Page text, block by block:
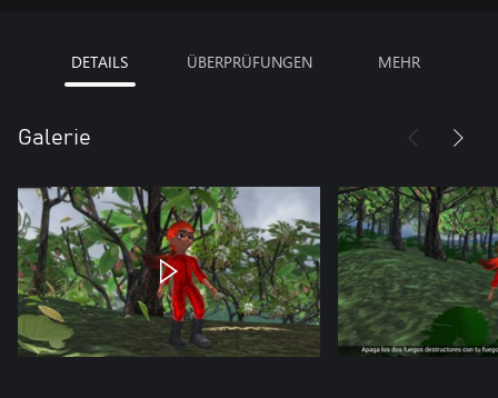
DETAILS ÜBERPRÜFUNGEN MEHR
Galerie